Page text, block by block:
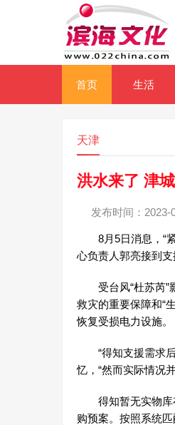
首页 生活
天津
洪水来了 津
发布时间：2023-
8月5日消息，“紧
心负责人郭亮接到
受台风“杜苏芮”
救灾的重要保障和“
恢复受损电力设施。
“得知支援需求后
忆，“然而实际情况
得知暂无实物库存
购预案。按照系统